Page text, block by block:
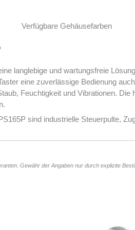
Verfügbare Gehäusefarben
langlebige und wartungsfreie
eine zuverlässige Bedienung
Feuchtigkeit und Vibrationen.
sind industrielle Steuerpulte,
Gewähr der Angaben nur durch explizite